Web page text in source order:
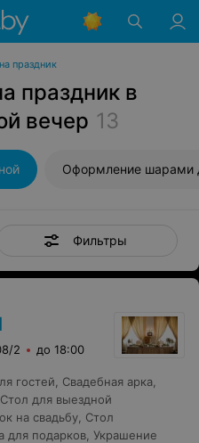
праздник
праздник в
вечер 13
Фильтры
2 до 18:00
гостей Свадебная арка
Стол для выездной
на свадьбу Стол
для подарков Украшение